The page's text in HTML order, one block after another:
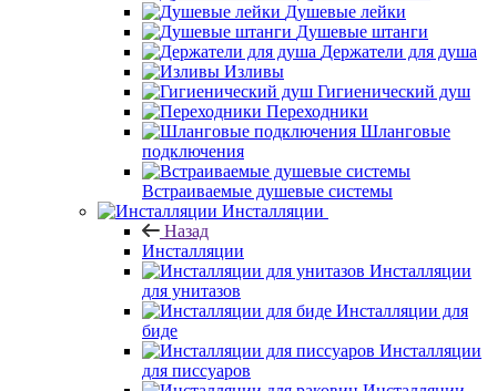
Душевые лейки
Душевые штанги
Держатели для душа
Изливы
Гигиенический душ
Переходники
Шланговые
подключения
Встраиваемые душевые системы
Инсталляции
Назад
Инсталляции
Инсталляции
для унитазов
Инсталляции для
биде
Инсталляции
для писсуаров